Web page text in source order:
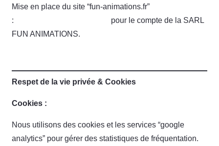
Mise en place du site “fun-animations.fr”
:
pour le compte de la SARL
FUN ANIMATIONS.
Respet de la vie privée & Cookies
Cookies :
Nous utilisons des cookies et les services “google
analytics” pour gérer des statistiques de fréquentation.